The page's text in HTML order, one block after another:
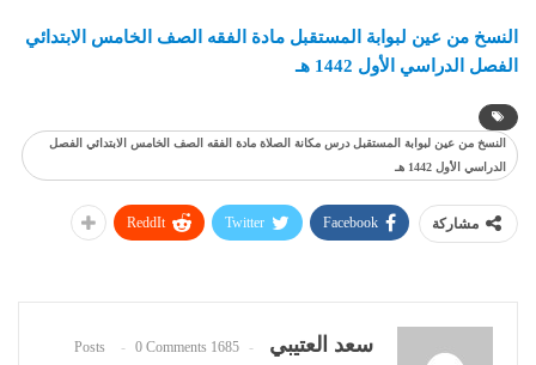
النسخ من عين لبوابة المستقبل مادة الفقه الصف الخامس الابتدائي
الفصل الدراسي الأول 1442 هـ
النسخ من عين لبوابة المستقبل درس مكانة الصلاة مادة الفقه الصف الخامس الابتدائي الفصل
الدراسي الأول 1442 هـ
مشاركة Facebook
Twitter
ReddIt
سعد العتيبي 1685 Posts
0 Comments